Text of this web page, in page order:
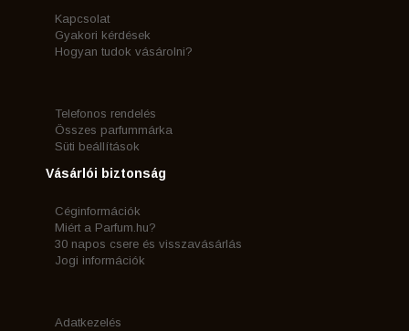
Kapcsolat
Gyakori kérdések
Hogyan tudok vásárolni?
Telefonos rendelés
Összes parfummárka
Süti beállítások
Vásárlói biztonság
Céginformációk
Miért a Parfum.hu?
30 napos csere és visszavásárlás
Jogi információk
Adatkezelés